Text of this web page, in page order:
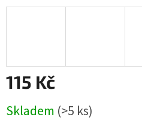
115 Kč
cena:
Skladem (>5 ks)